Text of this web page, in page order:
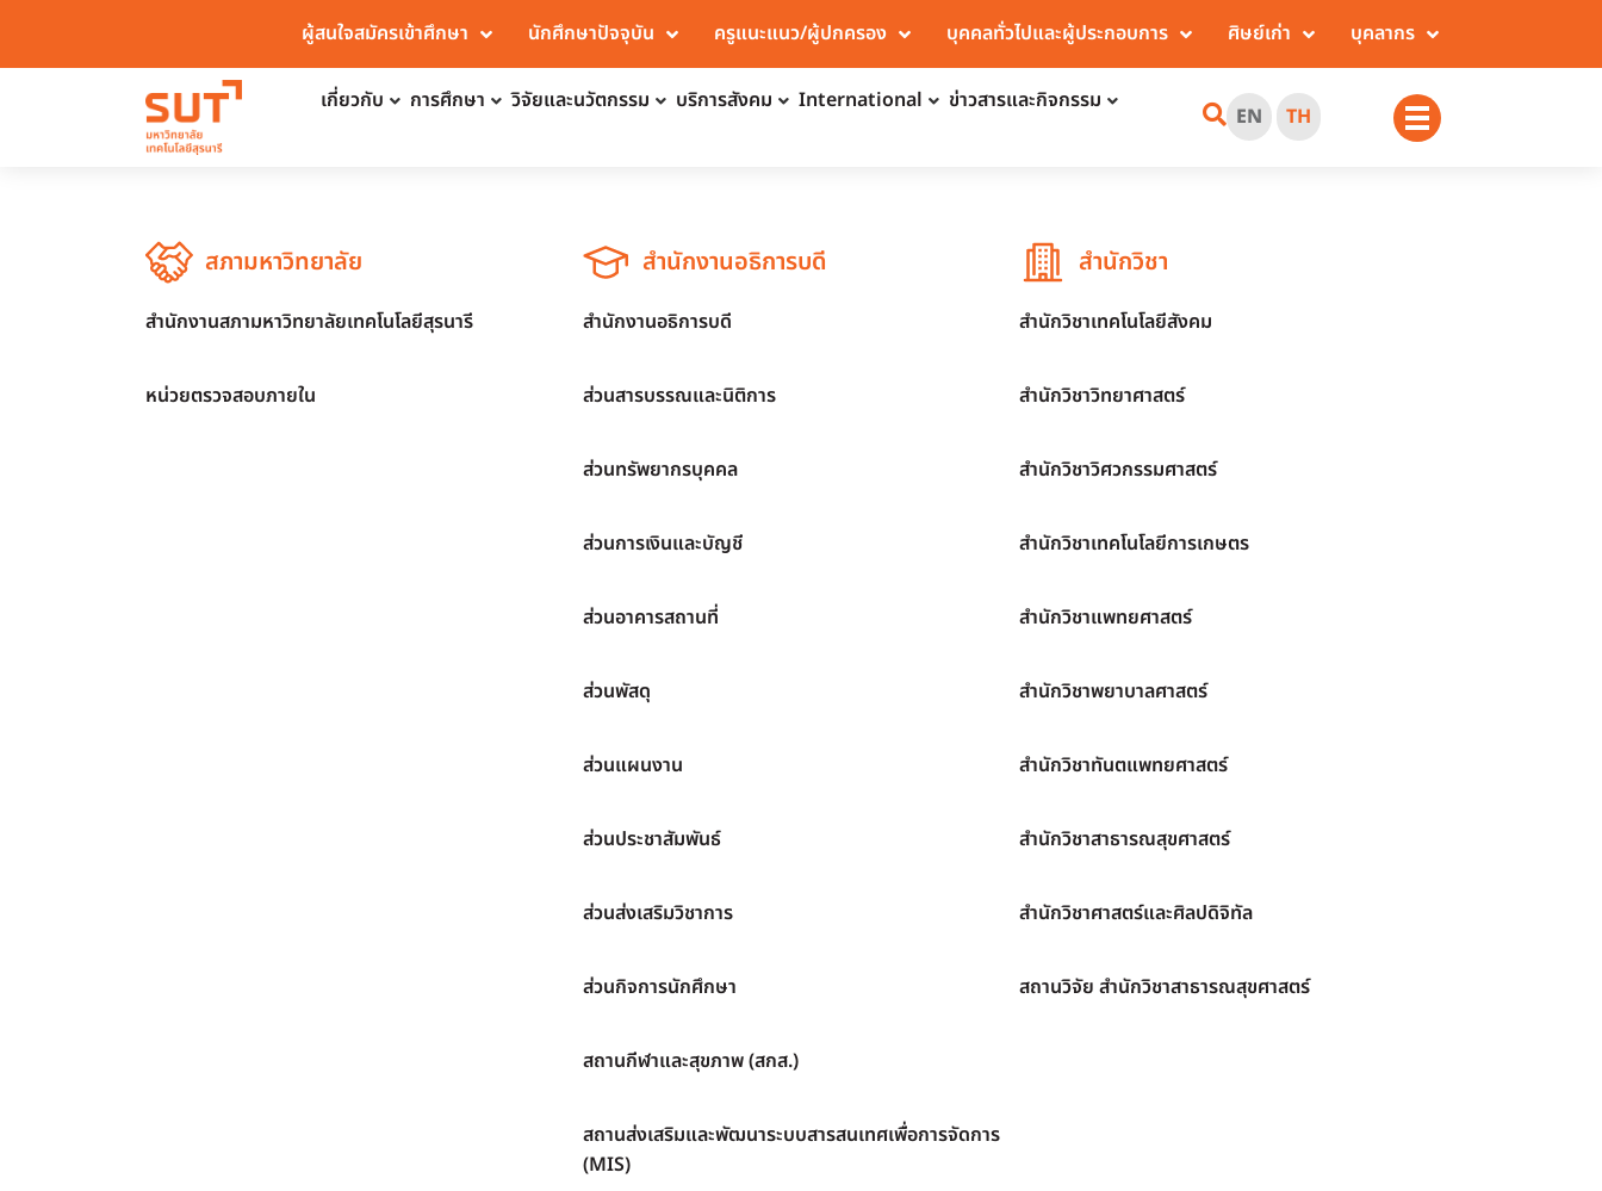
ผู้สนใจสมัครเข้าศึกษา นักศึกษาปัจจุบัน ครูแนะแนว/ผู้ปกครอง บุคคลทั่วไปและผู้ประกอบการ ศิษย์เก่า บุคลากร
เกี่ยวกับ การศึกษา วิจัยและนวัตกรรม บริการสังคม International ข่าวสารและกิจกรรม
EN TH
สภามหาวิทยาลัย
สำนักงานสภามหาวิทยาลัยเทคโนโลยีสุรนารี
หน่วยตรวจสอบภายใน
สำนักงานอธิการบดี
สำนักงานอธิการบดี
ส่วนสารบรรณและนิติการ
ส่วนทรัพยากรบุคคล
ส่วนการเงินและบัญชี
ส่วนอาคารสถานที่
ส่วนพัสดุ
ส่วนแผนงาน
ส่วนประชาสัมพันธ์
ส่วนส่งเสริมวิชาการ
ส่วนกิจการนักศึกษา
สถานกีฬาและสุขภาพ (สกส.)
สถานส่งเสริมและพัฒนาระบบสารสนเทศเพื่อการจัดการ
(MIS)
สำนักวิชา
สำนักวิชาเทคโนโลยีสังคม
สำนักวิชาวิทยาศาสตร์
สำนักวิชาวิศวกรรมศาสตร์
สำนักวิชาเทคโนโลยีการเกษตร
สำนักวิชาแพทยศาสตร์
สำนักวิชาพยาบาลศาสตร์
สำนักวิชาทันตแพทยศาสตร์
สำนักวิชาสาธารณสุขศาสตร์
สำนักวิชาศาสตร์และศิลปดิจิทัล
สถานวิจัย สำนักวิชาสาธารณสุขศาสตร์